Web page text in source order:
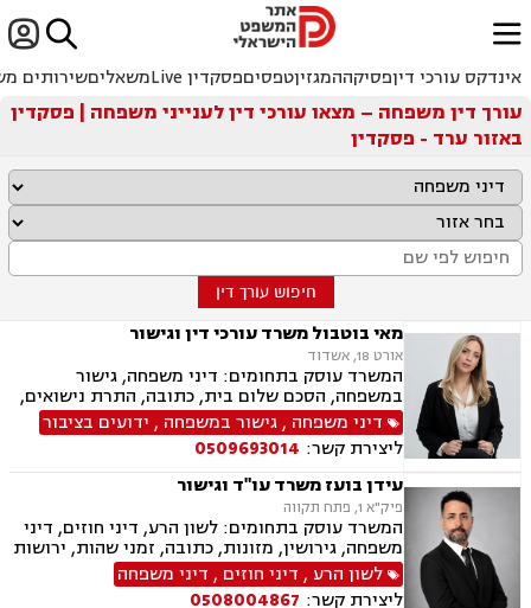

ﱐ
אינדקס עורכי דיןפסיקההמגזיןטפסיםפסקדין Live משאליםשירותים
עורך דין משפחה – מצאו עורכי דין לענייני משפחה | פסקדין
באזור ערד - פסקדין
חיפוש עורך דין
מאי בוטבול משרד עורכי דין וגישור
אורט 18, אשדוד
המשרד עוסק בתחומים: דיני משפחה, גישור
במשפחה, הסכם שלום בית, כתובה, התרת נישואים,
ידועים בציבור, אפוטרופסות, הסכמי ממון, מזונות,
גירושין, הורות חד מינית, נישואים אזרחיים, חלוקת
רכוש, תיאום הורי, זמני שהות (החזקת ילדים), ניכור
הורי, ייפוי כוח מתמשך, ירושות וצוואות
דיני משפחה ,גישור במשפחה , ידועים בציבור
ליצירת קשר: 0509693014
עידן בועז משרד עו"ד וגישור
פיק"א 1, פתח תקווה
המשרד עוסק בתחומים: לשון הרע, דיני חוזים, דיני
משפחה, גירושין, מזונות, כתובה, זמני שהות, ירושות
וצוואת, הסכמי ממון, ייפוי כוח מתמשך, חלוקת רכוש,
ידועים בציבור, אפוטרופסות, צווי הרחקה, הגנת
לשון הרע , דיני חוזים , דיני משפחה
ליצירת קשר: 0508004867